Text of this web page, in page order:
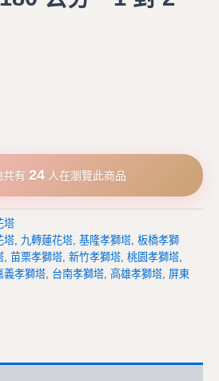
共有 24 人在瀏覽此商品
塔
塔 九轉蓮花塔 基隆孝獅塔 板橋孝獅
苗栗孝獅塔 新竹孝獅塔 桃園孝獅塔
義孝獅塔 台南孝獅塔 高雄孝獅塔 屏東